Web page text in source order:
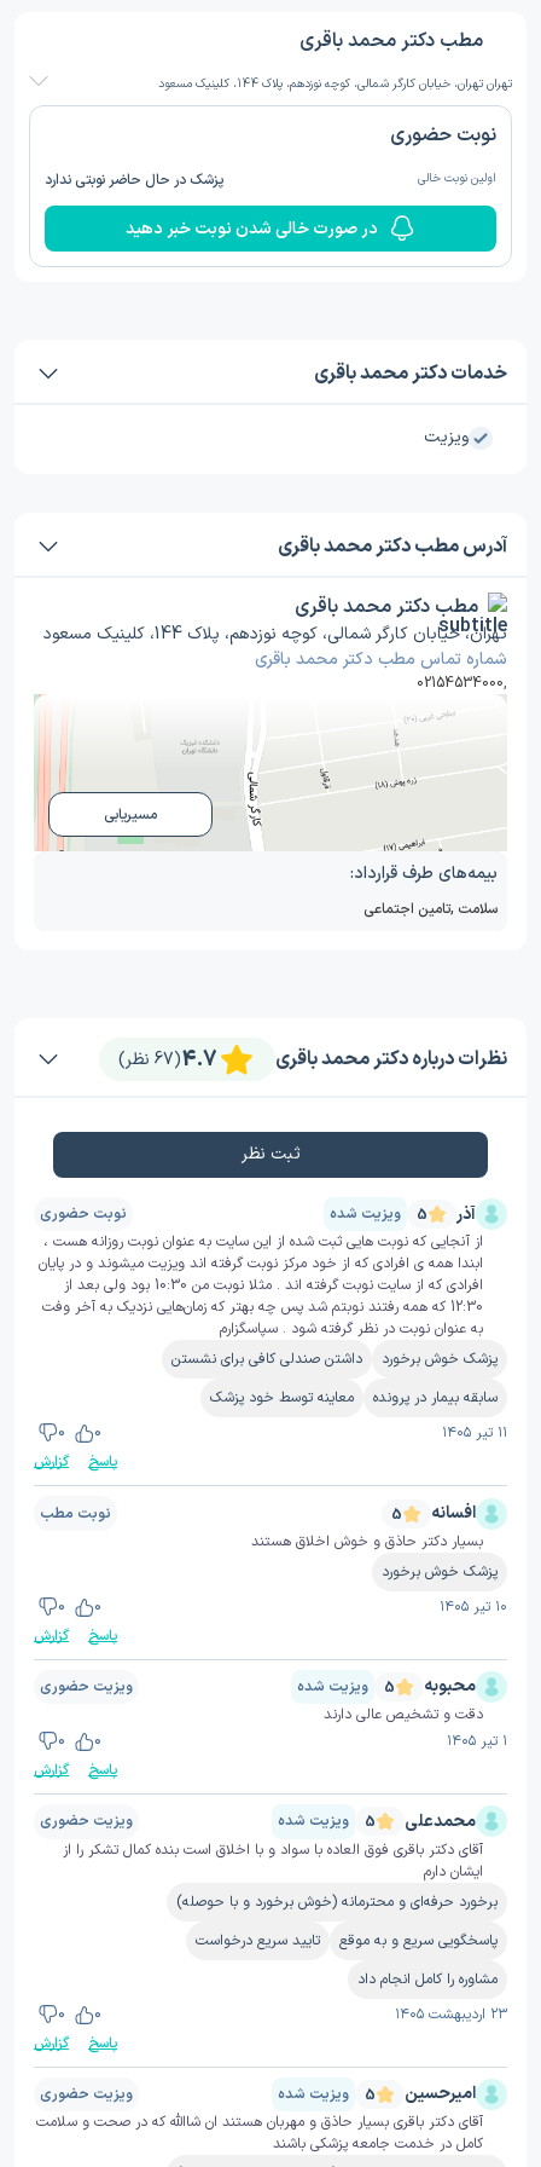
مطب دکتر محمد باقری
تهران تهران، خیابان کارگر شمالی، کوچه نوزدهم، پلاک 144، کلینیک مسعود
نوبت حضوری
اولین نوبت خالی پزشک در حال حاضر نوبتی ندارد
در صورت خالی شدن نوبت خبر دهید
خدمات دکتر محمد باقری
ویزیت
آدرس مطب دکتر محمد باقری
مطب دکتر محمد باقری
تهران، خیابان کارگر شمالی، کوچه نوزدهم، پلاک 144، کلینیک مسعود
شماره تماس مطب دکتر محمد باقری
02154534000,
مسیریابی
بیمه‌های طرف قرارداد:
سلامت ,تامین اجتماعی
نظرات درباره دکتر محمد باقری (67 نظر)4.7
ثبت نظر
آذر 5 ویزیت شده
نوبت حضوری
از آنجایی که نوبت هایی ثبت شده از این سایت به عنوان نوبت روزانه هست ،
ابندا همه ی افرادی که از خود مرکز نوبت گرفته اند ویزیت میشوند و در پایان
افرادی که از سایت نوبت گرفته اند . مثلا نوبت من 10:30 بود ولی بعد از
12:30 که همه رفتند نوبتم شد پس چه بهتر که زمان‌هایی نزدیک به آخر وفت
به عنوان نوبت در نظر گرفته شود . سپاسگزارم
پزشک خوش برخورد
داشتن صندلی کافی برای نشستن
سابقه بیمار در پرونده
معاینه توسط خود پزشک
۱۱ تیر ۱۴۰۵
0
0
پاسخ
گزارش
افسانه 5
نوبت مطب
بسیار دکتر حاذق و خوش اخلاق هستند
پزشک خوش برخورد
۱۰ تیر ۱۴۰۵
0
0
پاسخ
گزارش
محبوبه 5 ویزیت شده
ویزیت حضوری
دقت و تشخیص عالی دارند
۱ تیر ۱۴۰۵
0
0
پاسخ
گزارش
محمدعلی 5 ویزیت شده
ویزیت حضوری
آقای دکتر باقری فوق العاده با سواد و با اخلاق است بنده کمال تشکر را از
ایشان دارم
برخورد حرفه‌ای و محترمانه (خوش برخورد و با حوصله)
پاسخگویی سریع و به موقع
تایید سریع درخواست
مشاوره را کامل انجام داد
۲۳ اردیبهشت ۱۴۰۵
0
0
پاسخ
گزارش
امیرحسین 5 ویزیت شده
ویزیت حضوری
آقای دکتر باقری بسیار حاذق و مهربان هستند ان شاالله که در صحت و سلامت
کامل در خدمت جامعه پزشکی باشند